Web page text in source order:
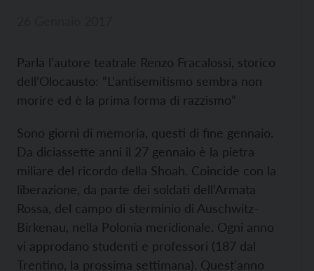
Parla l'autore teatrale Renzo Fracalossi, storico
dell’Olocausto: “L’antisemitismo sembra non
morire ed è la prima forma di razzismo”
Sono giorni di memoria, questi di fine gennaio.
Da diciassette anni il 27 gennaio è la pietra
miliare del ricordo della Shoah. Coincide con la
liberazione, da parte dei soldati dell’Armata
Rossa, del campo di sterminio di Auschwitz-
Birkenau, nella Polonia meridionale. Ogni anno
vi approdano studenti e professori (187 dal
Trentino, la prossima settimana). Quest'anno